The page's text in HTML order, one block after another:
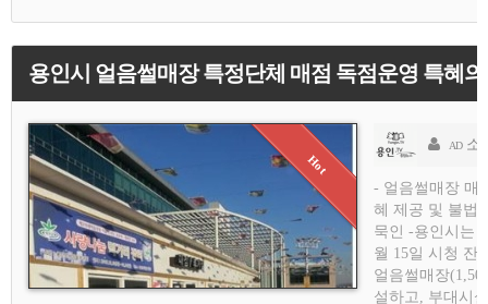
용인시 얼음썰매장 특정단체 매점 독점운영 특혜
AD 소연기자
- 얼음썰매장 매
혜 제공 및 불법
묵인 -용인시는
월 15일 시청 잔
얼음썰매장
설하고, 부대시